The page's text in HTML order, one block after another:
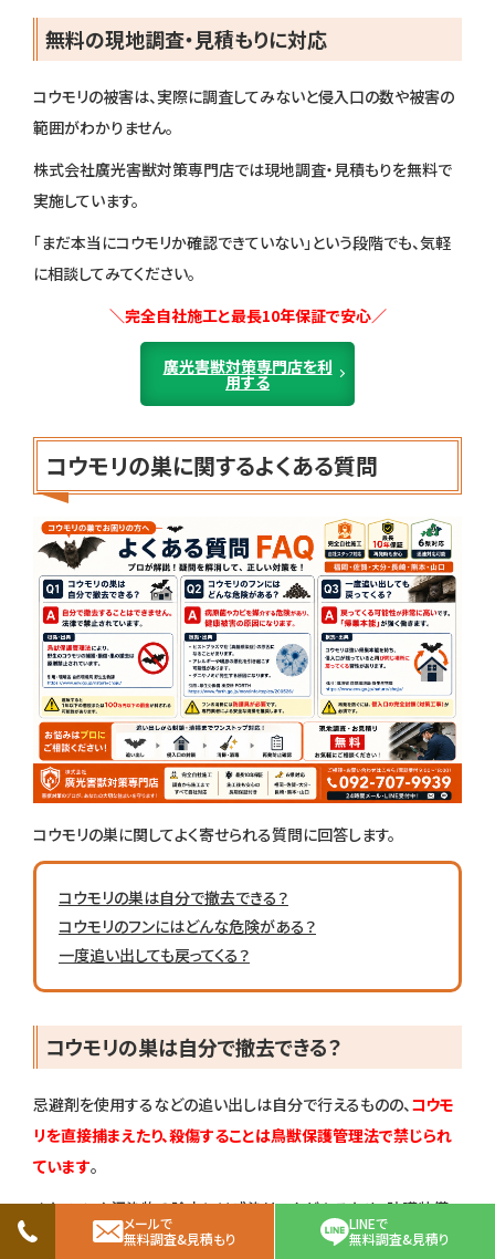
無料の現地調査・見積もりに対応
コウモリの被害は、実際に調査してみないと侵入口の数や被害の
範囲がわかりません。
株式会社廣光害獣対策専門店では現地調査・見積もりを無料で
実施しています。
「まだ本当にコウモリか確認できていない」という段階でも、気軽
に相談してみてください。
＼完全自社施工と最長10年保証で安心／
廣光害獣対策専門店を利
用する
コウモリの巣に関するよくある質問
コウモリの巣に関してよく寄せられる質問に回答します。
コウモリの巣は自分で撤去できる？
コウモリのフンにはどんな危険がある？
一度追い出しても戻ってくる？
コウモリの巣は自分で撤去できる？
忌避剤を使用するなどの追い出しは自分で行えるものの、 コウモ
リを直接捕まえたり、殺傷することは鳥獣保護管理法で禁じられ
ています。
また、フンや汚染物の除去には感染リスクがあるため、防護装備
が必要です。
メールで
無料調査&見積もり
LINEで
無料調査&見積り